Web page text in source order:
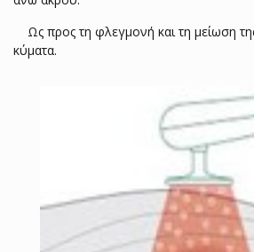
Ως προς τη φλεγμονή και τη μείωση
κύματα.